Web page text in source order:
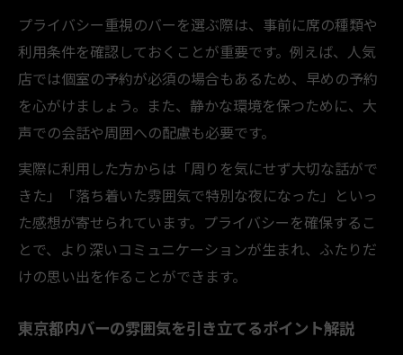
プライバシー重視のバーを選ぶ際は、事前に席の種類や
利用条件を確認しておくことが重要です。例えば、人気
店では個室の予約が必須の場合もあるため、早めの予約
を心がけましょう。また、静かな環境を保つために、大
声での会話や周囲への配慮も必要です。
実際に利用した方からは「周りを気にせず大切な話がで
きた」「落ち着いた雰囲気で特別な夜になった」といっ
た感想が寄せられています。プライバシーを確保するこ
とで、より深いコミュニケーションが生まれ、ふたりだ
けの思い出を作ることができます。
東京都内バーの雰囲気を引き立てるポイント解説